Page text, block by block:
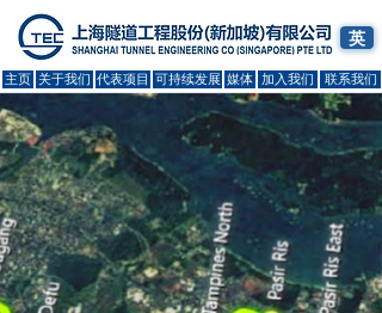
英
主页 关于我们 代表项目 可持续发展 媒体 加入我们 联系我们